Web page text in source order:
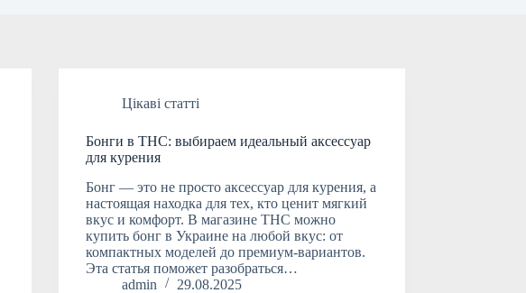
Цікаві статті
Бонги в ТНС: выбираем идеальный аксессуар
для курения
Бонг — это не просто аксессуар для курения, а
настоящая находка для тех, кто ценит мягкий
вкус и комфорт. В магазине ТНС можно
купить бонг в Украине на любой вкус: от
компактных моделей до премиум-вариантов.
Эта статья поможет разобраться…
admin
29.08.2025